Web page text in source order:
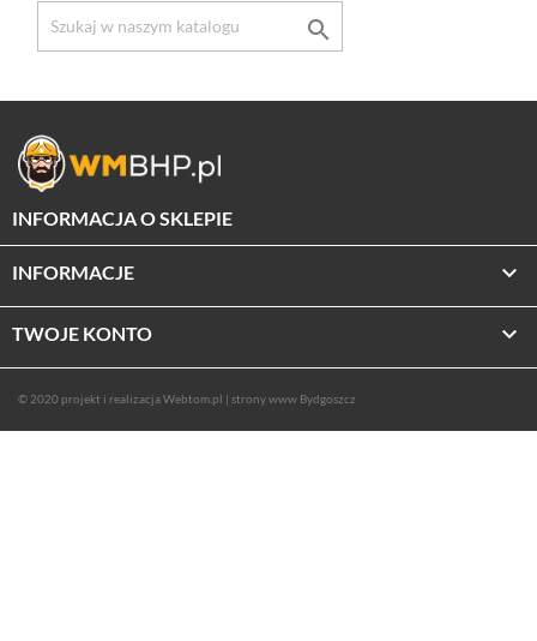

INFORMACJA O SKLEPIE
INFORMACJE 
TWOJE KONTO 
© 2020 projekt i realizacjaWebtom.pl | strony www Bydgoszcz